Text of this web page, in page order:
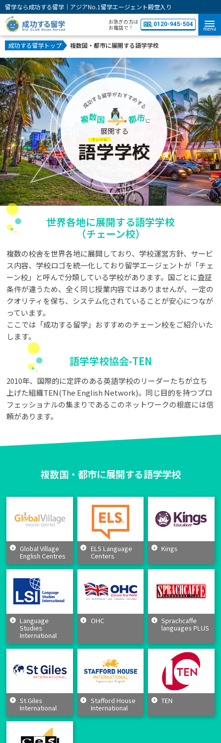
留学なら成功する留学｜アジアNo.1留学エージェント殿堂入り
お急ぎの方は
お電話で！
0120-945-504
menu
成功する留学トップ 複数国・都市に展開する語学学校
世界各地に展開する語学学校
（チェーン校）
複数の校舎を世界各地に展開しており、学校運営方針、サービ
ス内容、学校ロゴを統一化しており留学エージェントが「チェ
ーン校」と呼んで分類している学校があります。国ごとに査証
条件が違うため、全く同じ授業内容ではありませんが、一定の
クオリティを保ち、システム化されていることが安心につなが
っています。
ここでは「成功する留学」おすすめのチェーン校をご紹介いた
します。
語学学校協会-TEN
2010年、国際的に定評のある英語学校のリーダーたちが立ち
上げた組織TEN(The English Network)。同じ目的を持つプロ
フェッショナルの集まりであるこのネットワークの根底には信
頼があります。
複数国・都市に展開する語学学校
Global Village
English Centres
ELS Language
Centers
Kings
Language
Studies
International
OHC Sprachcaffe
languages PLUS
St.Giles
International
Stafford House
International
TEN